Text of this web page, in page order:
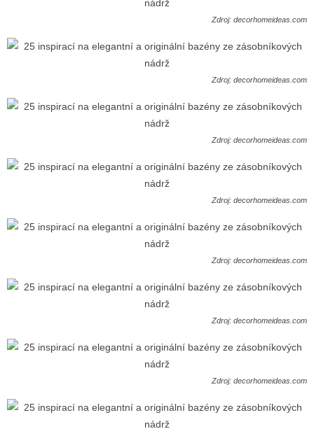
Zdroj: decorhomeideas.com
Zdroj: decorhomeideas.com
Zdroj: decorhomeideas.com
Zdroj: decorhomeideas.com
Zdroj: decorhomeideas.com
Zdroj: decorhomeideas.com
Zdroj: decorhomeideas.com